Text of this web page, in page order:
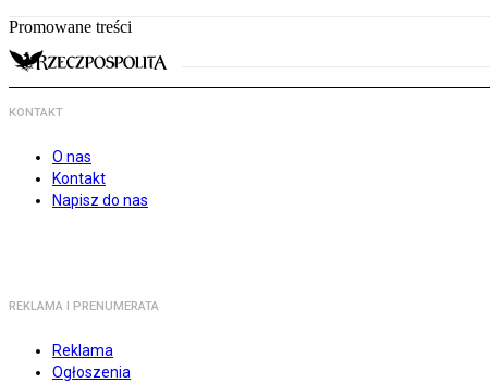
Promowane treści
KONTAKT
O nas
Kontakt
Napisz do nas
REKLAMA I PRENUMERATA
Reklama
Ogłoszenia